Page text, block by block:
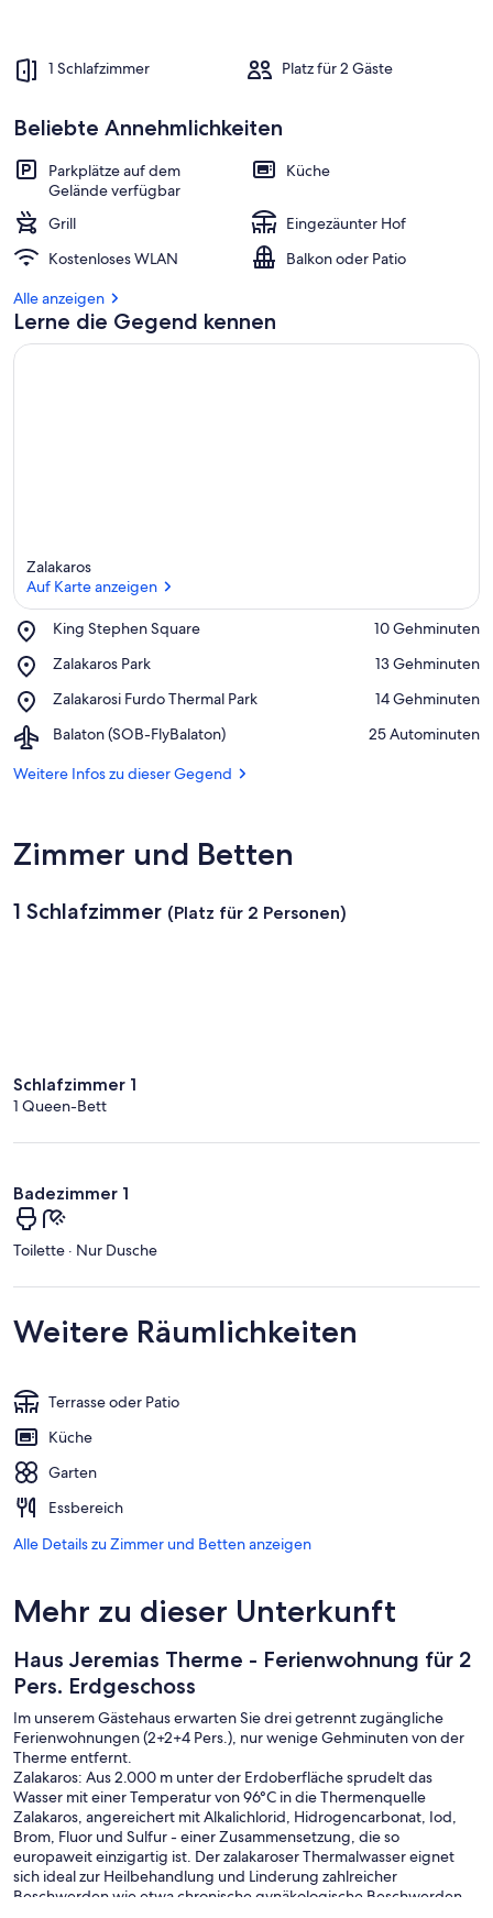
1 Schlafzimmer Platz für 2 Gäste
Beliebte Annehmlichkeiten
Parkplätze auf dem
Gelände verfügbar
Küche
Grill
Eingezäunter Hof
Kostenloses WLAN
Balkon oder Patio
Alle anzeigen
Lerne die Gegend kennen
Zalakaros
Auf Karte anzeigen
King Stephen Square
Place,
Stephen
‪10 Gehminuten‬
Zalakaros Park
Place,
Park
‪13 Gehminuten‬
Zalakarosi Furdo Thermal Park
Place,
Furdo
Park
‪14 Gehminuten‬
Balaton (SOB-FlyBalaton)
Airport,
(SOB-
‪25 Autominuten‬
Weitere Infos zu dieser Gegend
Zimmer und Betten
1 Schlafzimmer (Platz für 2 Personen)
Schlafzimmer 1
1 Queen-Bett
Badezimmer 1
Toilette · Nur Dusche
Weitere Räumlichkeiten
Terrasse oder Patio
Küche
Garten
Essbereich
Alle Details zu Zimmer und Betten anzeigen
Mehr zu dieser Unterkunft
Haus Jeremias Therme - Ferienwohnung für 2
Pers. Erdgeschoss
Im unserem Gästehaus erwarten Sie drei getrennt zugängliche
Ferienwohnungen (2+2+4 Pers.), nur wenige Gehminuten von der
Therme entfernt.
Zalakaros: Aus 2.000 m unter der Erdoberfläche sprudelt das
Wasser mit einer Temperatur von 96°C in die Thermenquelle
Zalakaros, angereichert mit Alkalichlorid, Hidrogencarbonat, Iod,
Brom, Fluor und Sulfur - einer Zusammensetzung, die so
europaweit einzigartig ist. Der zalakaroser Thermalwasser eignet
sich ideal zur Heilbehandlung und Linderung zahlreicher
Beschwerden wie etwa chronische gynäkologische Beschwerden,